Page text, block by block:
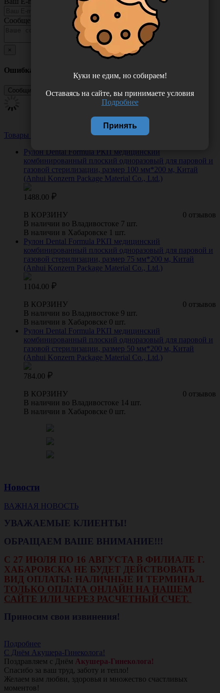
Сообщение
×
Ошибка
Товары из этой категории Посмотреть все
Рулон Dental Formula РКП медицинский
комбинированный плоский одноразовый для паровой и
газовой стерилизации, размер 100 мм*200 м, Китай
(Anhui Konzern Package Material Co., Ltd.)
1488.00
0 отзывов
В КОРЗИНУ
В наличии во Владивостоке 7 шт.
В наличии в Хабаровске 1 шт.
Рулон Dental Formula РКП медицинский
комбинированный плоский одноразовый для паровой и
газовой стерилизации, размер 75 мм*200 м, Китай
(Anhui Konzern Package Material Co., Ltd.)
1104.00
0 отзывов
В КОРЗИНУ
В наличии во Владивостоке 9 шт.
В наличии в Хабаровске 0 шт.
Рулон Dental Formula РКП медицинский
комбинированный плоский одноразовый для паровой и
газовой стерилизации, размер 50 мм*200 м, Китай
(Anhui Konzern Package Material Co., Ltd.)
784.00
0 отзывов
В КОРЗИНУ
В наличии во Владивостоке 14 шт.
В наличии в Хабаровске 0 шт.
Новости
ВАЖНАЯ НОВОСТЬ
УВАЖАЕМЫЕ КЛИЕНТЫ!
ОБРАЩАЕМ ВАШЕ ВНИМАНИЕ!!!
С 27 ИЮЛЯ ПО 16 АВГУСТА В ФИЛИАЛЕ Г.
ХАБАРОВСКА НЕ БУДЕТ ДЕЙСТВОВАТЬ
ВИД ОПЛАТЫ: НАЛИЧНЫЕ И ТЕРМИНАЛ.
ТОЛЬКО ОПЛАТА ОНЛАЙН НА НАШЕМ
САЙТЕ ИЛИ ЧЕРЕЗ РАСЧЕТНЫЙ СЧЕТ.
Приносим свои извинения!
Подробнее
С Днём Акушера-Гинеколога!
Поздравляем с Днём Акушера-Гинеколога!
Спасибо за ваш труд, заботу и тепло!
Желаем вам любви, здоровья и множество счастливых
моментов!
Куки не едим, но собираем!
Оставаясь на сайте, вы принимаете условия
Подробнее
Принять